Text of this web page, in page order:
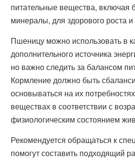
питательные вещества, включая
минералы, для здорового роста и
Пшеницу можно использовать в
дополнительного источника
но важно следить за балансом
Кормление должно быть
основываться на их
веществах в соответствии с
физиологическим состоянием
Рекомендуется обращаться к
помогут составить подходящий